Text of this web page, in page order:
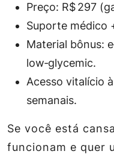
Preço: R$ 297
Suporte médico
Material bônus:
low‑glycemic.
Acesso vitalício
semanais.
Se você está
funcionam e quer